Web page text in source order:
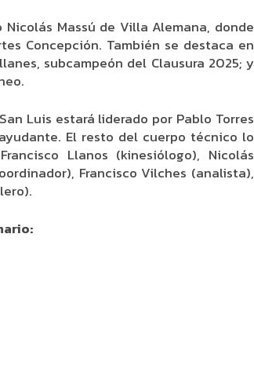
Massú de Villa Alemana, donde
Concepción. También se destaca en
subcampeón del Clausura 2025; y
Luis estará liderado por Pablo Torres
El resto del cuerpo técnico lo
Llanos (kinesiólogo), Nicolás
Francisco Vilches (analista),